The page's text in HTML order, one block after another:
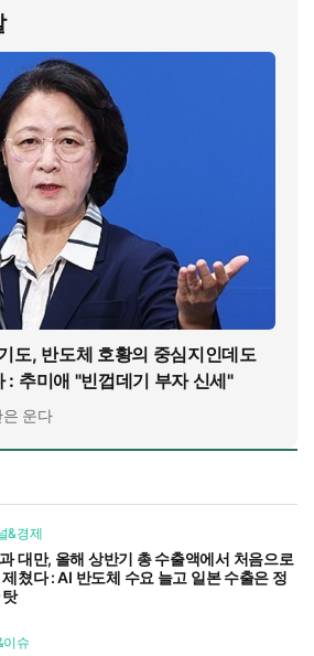
도, 반도체 호황의 중심지인데도
: 추미애 "빈껍데기 부자 신세"
운다
&경제
대만, 올해 상반기 총 수출액에서 처음으로
쳤다 : AI 반도체 수요 늘고 일본 수출은 정
이슈